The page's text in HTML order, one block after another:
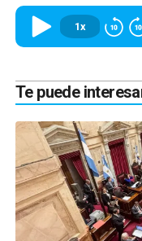
1x
Te puede